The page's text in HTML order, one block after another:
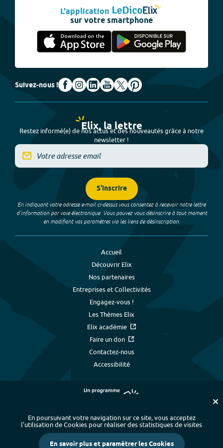
L'application
sur votre smartphone
Suivez-nous !
Elix, la lettre
Restez informé(e) de nos actus et des nouveautés grâce à notre
newsletter !
S'inscrire
En indiquant votre adresse e-mail ci-dessus vous consentez à recevoir notre lettre
d’information par voie électronique. Vous pouvez vous désinscrire à tout moment
en modifiant vos paramètres via les liens de désinscription.
Accueil
Découvrir Elix
Nos partenaires
Entreprises et Collectivités
Engagez-vous !
Les Thèmes Elix
Elix académie
Faire un don
Contactez-nous
Accessibilité
Plan du site - Index alphabétique
-
Mentions légales et données personnelles
- Paramétrer les cookies
En poursuivant votre navigation sur ce site, vous acceptez
l’utilisation de Cookies pour réaliser des statistiques de visites
En savoir plus et paramétrer les Cookies